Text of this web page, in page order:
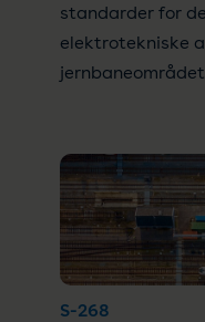
standarder for
elektrotekniske
S-268